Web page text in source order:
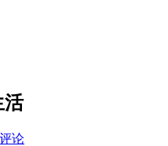
活
论